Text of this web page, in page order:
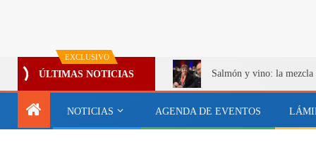
EXCLUSIVO
ÚLTIMAS NOTICIAS Salmón y vino: la mezcla
NOTICIAS AGENDA DE EVENTOS